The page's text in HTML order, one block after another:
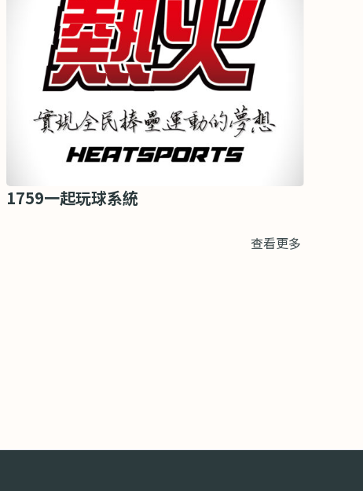
1759一起玩球系統
查看更多